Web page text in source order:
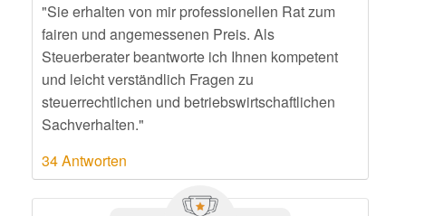
"Sie erhalten von mir professionellen Rat zum
fairen und angemessenen Preis. Als
Steuerberater beantworte ich Ihnen kompetent
und leicht verständlich Fragen zu
steuerrechtlichen und betriebswirtschaftlichen
Sachverhalten."
34 Antworten